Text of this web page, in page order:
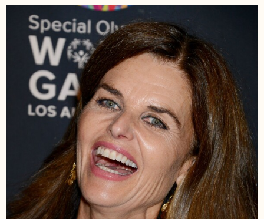
Patrick au centre
commercial Barneys
New York à Beverly
Hills. Los Angeles, le 22
décembre 2015.
Beverly Hills, le 31
juillet 2015